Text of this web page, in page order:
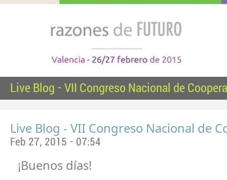
Live Blog - VII Congreso Nacional de
Live Blog - VII Congreso Nacional de
Feb 27, 2015 - 07:54
¡Buenos días!